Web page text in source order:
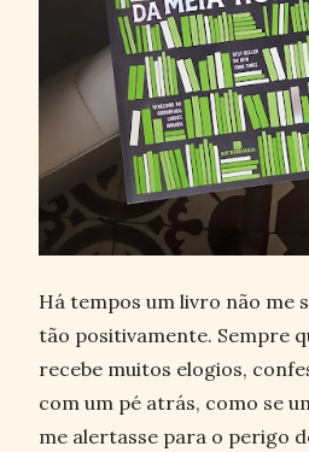
Há tempos um livro não me
tão positivamente. Sempre
recebe muitos elogios,
com um pé atrás, como se
me alertasse para o perigo